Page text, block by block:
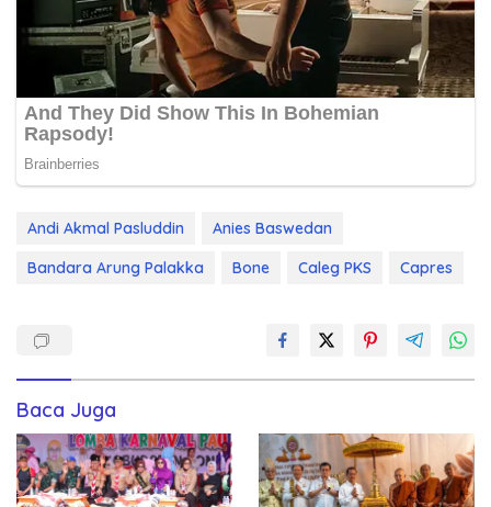
Andi Akmal Pasluddin
Anies Baswedan
Bandara Arung Palakka
Bone Caleg PKS Capres
Baca Juga